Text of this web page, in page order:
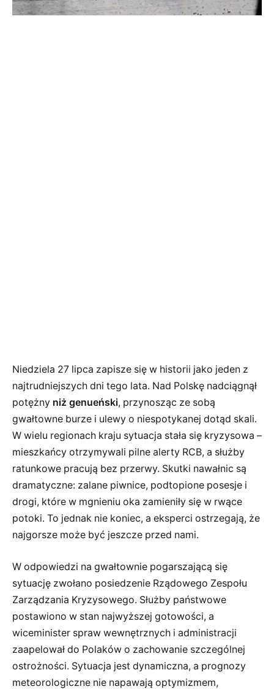
Niedziela 27 lipca zapisze się w historii jako jeden z
najtrudniejszych dni tego lata. Nad Polskę nadciągnął
potężny niż genueński, przynosząc ze sobą
gwałtowne burze i ulewy o niespotykanej dotąd skali.
W wielu regionach kraju sytuacja stała się kryzysowa –
mieszkańcy otrzymywali pilne alerty RCB, a służby
ratunkowe pracują bez przerwy. Skutki nawałnic są
dramatyczne: zalane piwnice, podtopione posesje i
drogi, które w mgnieniu oka zamieniły się w rwące
potoki. To jednak nie koniec, a eksperci ostrzegają, że
najgorsze może być jeszcze przed nami.
W odpowiedzi na gwałtownie pogarszającą się
sytuację zwołano posiedzenie Rządowego Zespołu
Zarządzania Kryzysowego. Służby państwowe
postawiono w stan najwyższej gotowości, a
wiceminister spraw wewnętrznych i administracji
zaapelował do Polaków o zachowanie szczególnej
ostrożności. Sytuacja jest dynamiczna, a prognozy
meteorologiczne nie napawają optymizmem,